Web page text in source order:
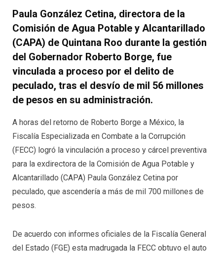
Paula González Cetina, directora de la
Comisión de Agua Potable y Alcantarillado
(CAPA) de Quintana Roo durante la gestión
del Gobernador Roberto Borge, fue
vinculada a proceso por el delito de
peculado, tras el desvío de mil 56 millones
de pesos en su administración.
A horas del retorno de Roberto Borge a México, la
Fiscalía Especializada en Combate a la Corrupción
(FECC) logró la vinculación a proceso y cárcel preventiva
para la exdirectora de la Comisión de Agua Potable y
Alcantarillado (CAPA) Paula González Cetina por
peculado, que ascendería a más de mil 700 millones de
pesos.
De acuerdo con informes oficiales de la Fiscalía General
del Estado (FGE) esta madrugada la FECC obtuvo el auto